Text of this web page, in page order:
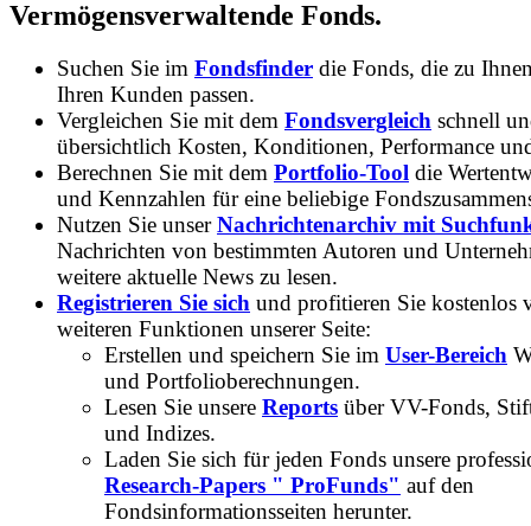
Vermögensverwaltende Fonds.
Suchen Sie im Fondsfinder die Fonds, die zu
Ihren Kunden passen.
Vergleichen Sie mit dem Fondsvergleich schnell
übersichtlich Kosten, Konditionen, Performance
Berechnen Sie mit dem Portfolio-Tool die
und Kennzahlen für eine beliebige
Nutzen Sie unserNachrichtenarchiv mit
Nachrichten von bestimmten Autoren und
weitere aktuelle News zu lesen.
Registrieren Sie sich und profitieren Sie kostenlos
weiteren Funktionen unserer Seite:
Erstellen und speichern Sie im User-Bereich
und Portfolioberechnungen.
Lesen Sie unsere Reports über VV-Fonds,
und Indizes.
Laden Sie sich für jeden Fonds unsere
Research-Papers " ProFunds" auf den
Fondsinformationsseiten herunter.